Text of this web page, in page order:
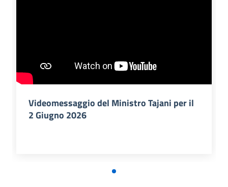
Videomessaggio del Ministro Tajani per il
2 Giugno 2026